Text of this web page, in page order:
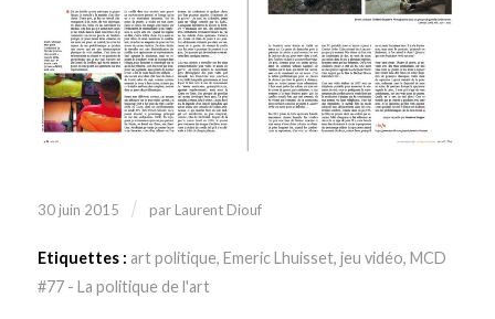
30 juin 2015 / par Laurent Diouf
Etiquettes : art politique, Emeric Lhuisset, jeu vidéo, MCD
#77 - La politique de l'art